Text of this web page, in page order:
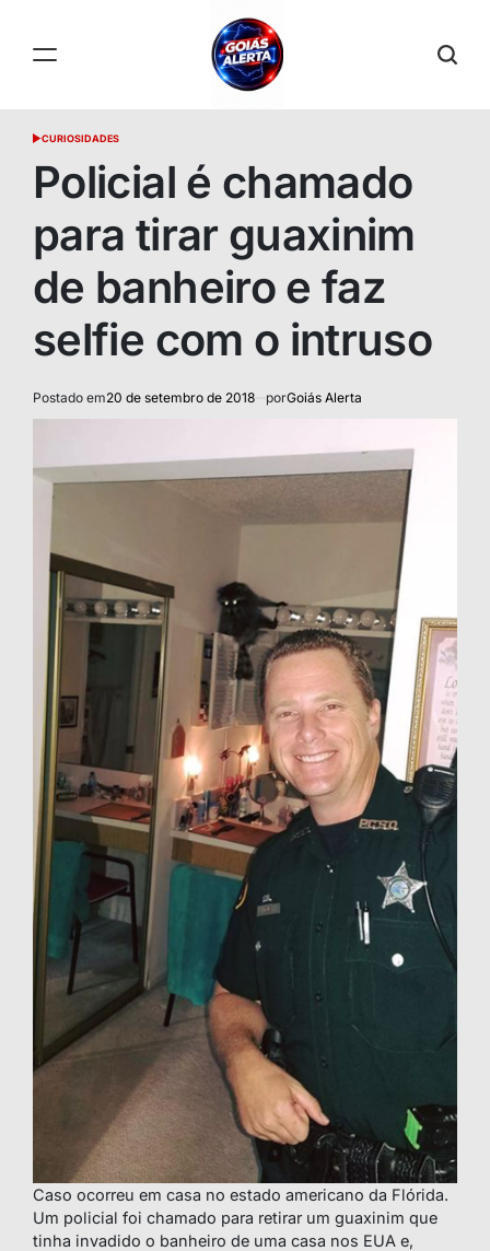
POSTED
CURIOSIDADES
Policial é chamado
para tirar guaxinim
de banheiro e faz
selfie com o intruso
Postado em20 de setembro de 2018 porGoiás Alerta
Caso ocorreu em casa no estado americano da Flórida.
Um policial foi chamado para retirar um guaxinim que
tinha invadido o banheiro de uma casa nos EUA e,